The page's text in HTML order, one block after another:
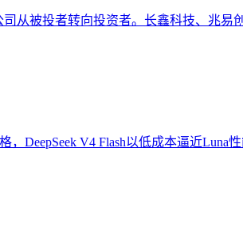
从被投者转向投资者。长鑫科技、兆
DeepSeek V4 Flash以低成本逼近